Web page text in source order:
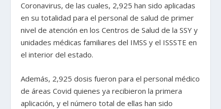
Coronavirus, de las cuales, 2,925 han sido aplicadas
en su totalidad para el personal de salud de primer
nivel de atención en los Centros de Salud de la SSY y
unidades médicas familiares del IMSS y el ISSSTE en
el interior del estado.
Además, 2,925 dosis fueron para el personal médico
de áreas Covid quienes ya recibieron la primera
aplicación, y el número total de ellas han sido